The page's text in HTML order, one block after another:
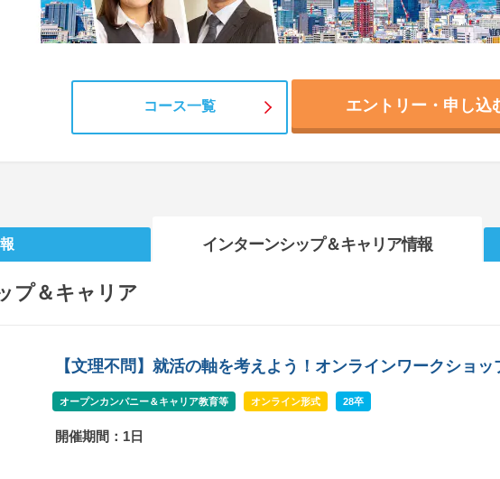
コース一覧 エントリー・申し込
インターンシップ＆キャリア情報
プ＆キャリア
【文理不問】就活の軸を考えよう！オンラインワークショッ
オープンカンパニー＆キャリア教育等 オンライン形式 28卒
開催期間：1日